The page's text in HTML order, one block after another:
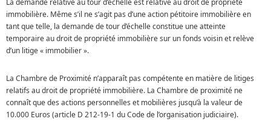
immobilière. Même s’il ne s’agit pas d’une action pétitoire immobilière en
tant que telle, la demande de tour d’échelle constitue une atteinte
temporaire au droit de propriété immobilière sur un fonds voisin et relève
d’un litige « immobilier ».
La Chambre de Proximité n’apparaît pas compétente en matière de litiges
relatifs au droit de propriété immobilière. La Chambre de proximité ne
connaît que des actions personnelles et mobilières jusqu’à la valeur de
10.000 Euros (article D 212-19-1 du Code de l’organisation judiciaire).